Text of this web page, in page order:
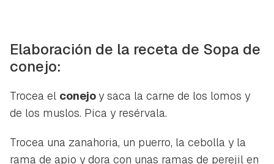
Elaboración de la receta de Sopa de
conejo:
Trocea el conejoy saca la carne de los lomos y
de los muslos. Pica y resérvala.
Trocea una zanahoria, un puerro, la cebolla y la
rama de apio y dora con unas ramas de perejil en